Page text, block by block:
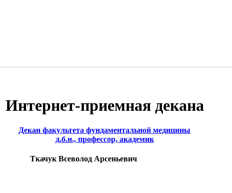
Интернет-приемная декана
Декан факультета фундаментальной медицины
д.б.н., профессор, академик
Ткачук Всеволод Арсеньевич